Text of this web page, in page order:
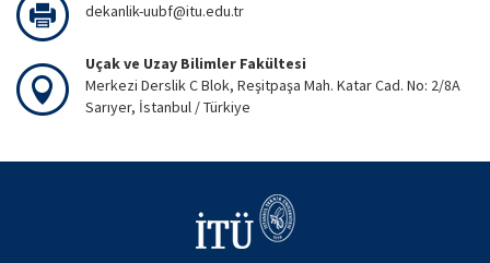
dekanlik-uubf@itu.edu.tr
Uçak ve Uzay Bilimler Fakültesi
Merkezi Derslik C Blok, Reşitpaşa Mah. Katar Cad. No: 2/8A
Sarıyer, İstanbul / Türkiye